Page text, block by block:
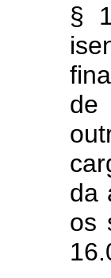
§
de
da
os